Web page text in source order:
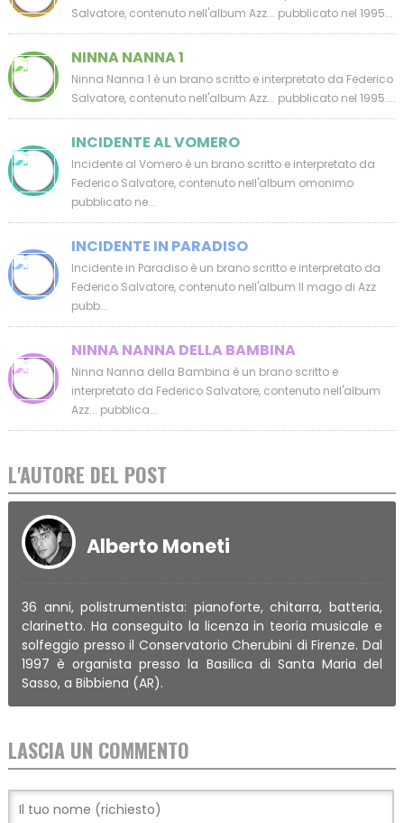
Salvatore, contenuto nell'album Azz... pubblicato nel 1995...
NINNA NANNA 1
Ninna Nanna 1 è un brano scritto e interpretato da Federico
Salvatore, contenuto nell'album Azz... pubblicato nel 1995....
INCIDENTE AL VOMERO
Incidente al Vomero è un brano scritto e interpretato da
Federico Salvatore, contenuto nell'album omonimo
pubblicato ne...
INCIDENTE IN PARADISO
Incidente in Paradiso è un brano scritto e interpretato da
Federico Salvatore, contenuto nell'album Il mago di Azz
pubb...
NINNA NANNA DELLA BAMBINA
Ninna Nanna della Bambina è un brano scritto e
interpretato da Federico Salvatore, contenuto nell'album
Azz... pubblica...
L'AUTORE DEL POST
Alberto Moneti
36 anni, polistrumentista: pianoforte, chitarra, batteria,
clarinetto. Ha conseguito la licenza in teoria musicale e
solfeggio presso il Conservatorio Cherubini di Firenze. Dal
1997 è organista presso la Basilica di Santa Maria del
Sasso, a Bibbiena (AR).
LASCIA UN COMMENTO